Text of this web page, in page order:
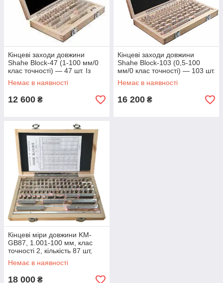
Кінцеві заходи довжини
Shahe Block-47 (1-100 мм/0
клас точності) — 47 шт. Із
сертифікатом про
калібрування
Немає в наявності
12 600 ₴
Кінцеві заходи довжини
Shahe Block-103 (0,5-100
мм/0 клас точності) — 103 шт.
Із сертифікатом про
калібрування
Немає в наявності
16 200 ₴
Кінцеві міри довжини KM-
GB87, 1.001-100 мм, клас
точності 2, кількість 87 шт,
сертифікат про калібрування
Немає в наявності
18 000 ₴